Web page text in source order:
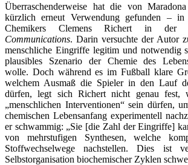
Überraschenderweise hat die von
kürzlich erneut Verwendung gefunden – in
Chemikers Clemens Richert in der
Communications. Darin versuchte der Autor
menschliche Eingriffe legitim und notwendig
plausibles Szenario der Chemie des
wolle. Doch während es im Fußball klare
welchem Ausmaß die Spieler in den Lauf
dürfen, legt sich Richert nicht genau fest,
„menschlichen Interventionen“ sein dürfen,
chemischen Lebensanfang experimentell
er schwammig: „Sie [die Zahl der Eingriffe]
von mehrstufigen Synthesen, welche
Stoffwechselwege nachstellen. Dies ist
Selbstorganisation biochemischer Zyklen